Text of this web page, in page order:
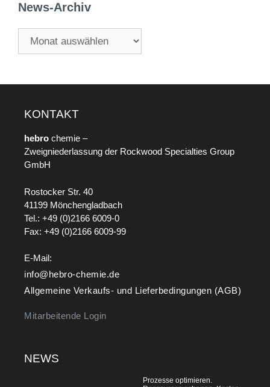
News-Archiv
KONTAKT
hebro chemie –
Zweigniederlassung der Rockwood Specialties Group
GmbH
Rostocker Str. 40
41199 Mönchengladbach
Tel.: +49 (0)2166 6009-0
Fax: +49 (0)2166 6009-99
E-Mail:
info@hebro-chemie.de
Allgemeine Verkaufs- und Lieferbedingungen (AGB)
Mitarbeitende Login
NEWS
Prozesse optimieren.